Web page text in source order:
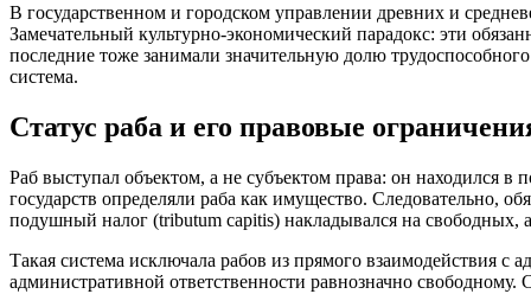
В государственном и городском управлении древних и
Замечательный культурно-экономический парадокс: эти
последние тоже занимали значительную долю
система.
Статус раба и его правовые
Раб выступал объектом, а не субъектом права: он находился
государств определяли раба как имущество. Следовательно,
подушный налог (tributum capitis) накладывался на свободных,
Такая система исключала рабов из прямого взаимодействия
административной ответственности равнозначно свободному.